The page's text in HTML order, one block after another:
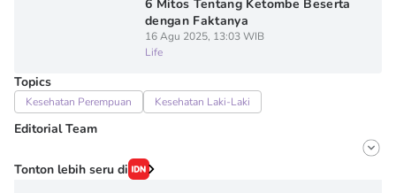
6 Mitos Tentang Ketombe Beserta
dengan Faktanya
16 Agu 2025, 13:03 WIB
Life
Topics
Kesehatan Perempuan Kesehatan Laki-Laki
Editorial Team
Editor
Onic Metheany
Tonton lebih seru di